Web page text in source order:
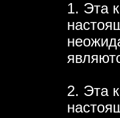
1. Эта
2. Эта